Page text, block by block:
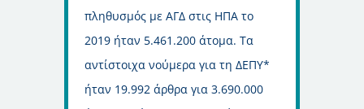
πληθυσμός με ΑΓΔ στις ΗΠΑ το
2019 ήταν 5.461.200 άτομα. Τα
αντίστοιχα νούμερα για τη ΔΕΠΥ*
ήταν 19.992 άρθρα για 3.690.000